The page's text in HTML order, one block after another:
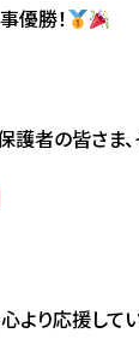
優勝！
護者の皆さま
より応援してい